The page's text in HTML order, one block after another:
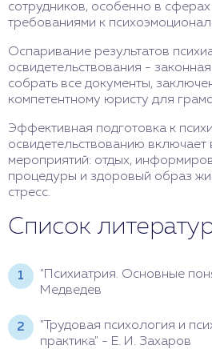
сотрудников, особенно в
требованиями к
Оспаривание результатов
освидетельствования -
собрать все документы,
компетентному юристу для
Эффективная подготовка к
освидетельствованию включает
мероприятий: отдых,
процедуры и здоровый образ
стресс.
Список
"Психиатрия. Основные
Медведев
"Трудовая психология и
практика" - Е. И. Захаров